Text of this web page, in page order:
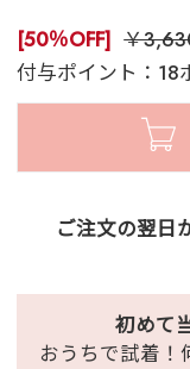
[50％OFF] ￥
付与ポイント：18
ご注文の翌日
初めて
おうちで試着！